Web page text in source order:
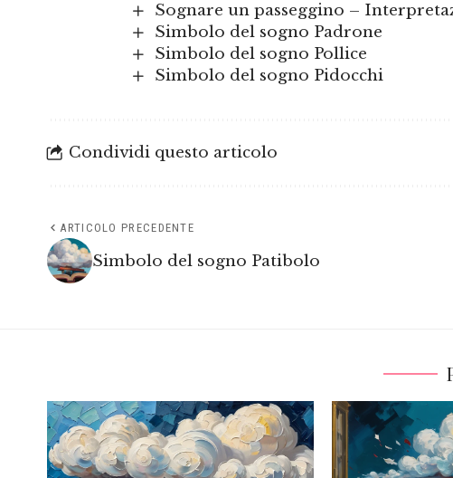
Sognare un passeggino –
Simbolo del sogno Padrone
Simbolo del sogno Pollice
Simbolo del sogno Pidocchi
Condividi questo articolo
ARTICOLO PRECEDENTE
Simbolo del sogno Patibolo